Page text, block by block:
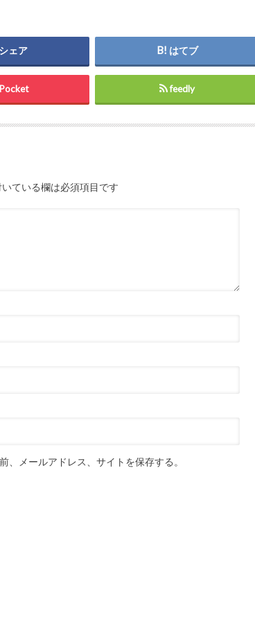
シェア はてブ
Pocket feedly
ている欄は必須項目です
、メールアドレス、サイトを保存する。